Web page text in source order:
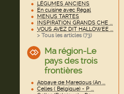
LÉGUMES ANCIENS
En cuisine avec Régal
MENUS TARTES
INSPIRATION GRANDS CHE ...
VOUS AVEZ DIT HALLOWEE ...
> Tous les articles (73)
Ma région-Le
pays des trois
frontières
Abbaye de Maredous (An ...
Celles ( Belgique) - P ...